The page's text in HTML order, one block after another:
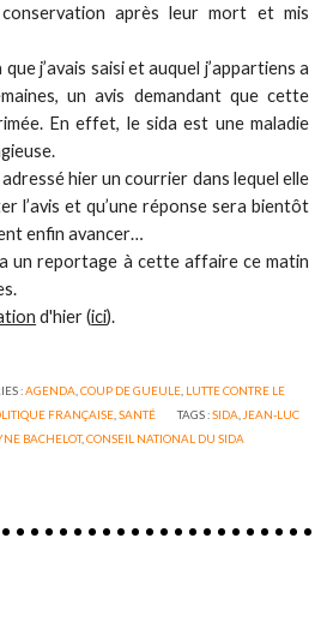
après leur mort et mis
j’avais saisi et auquel j’appartiens a
un avis demandant que cette
En effet, le sida est une maladie
adressé hier un courrier dans lequel elle
l’avis et qu’une réponse sera bientôt
enfin avancer…
un reportage à cette affaire ce matin
d'hier (ici).
:AGENDA COUP DE GUEULE, LUTTE CONTRE LE
FRANÇAISE ,SANTÉ TAGS :SIDA JEAN-LUC
BACHELOT,CONSEIL NATIONAL DU SIDA